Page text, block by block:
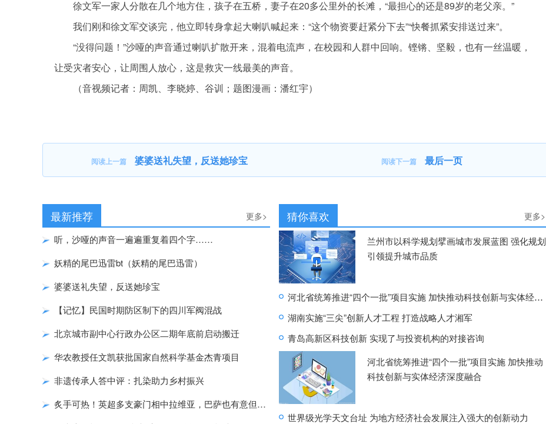
徐文军一家人分散在几个地方住，孩子在五桥，妻子在20多公里外的长滩，“最担心的还是89岁的老父亲。”
我们刚和徐文军交谈完，他立即转身拿起大喇叭喊起来：“这个物资要赶紧分下去”“快餐抓紧安排送过来”。
“没得问题！”沙哑的声音通过喇叭扩散开来，混着电流声，在校园和人群中回响。铿锵、坚毅，也有一丝温暖，
让受灾者安心，让周围人放心，这是救灾一线最美的声音。
（音视频记者：周凯、李晓婷、谷训；题图漫画：潘红宇）
阅读上一篇 婆婆送礼失望，反送她珍宝 阅读下一篇 最后一页
最新推荐 更多>
听，沙哑的声音一遍遍重复着四个字……
妖精的尾巴迅雷bt（妖精的尾巴迅雷）
婆婆送礼失望，反送她珍宝
【记忆】民国时期防区制下的四川军阀混战
北京城市副中心行政办公区二期年底前启动搬迁
华农教授任文凯获批国家自然科学基金杰青项目
非遗传承人答中评：扎染助力乡村振兴
炙手可热！英超多支豪门相中拉维亚，巴萨也有意但没钱
猜你喜欢 更多>
兰州市以科学规划擘画城市发展蓝图 强化规划
引领提升城市品质
河北省统筹推进“四个一批”项目实施 加快推动科技创新与实体经济深度融合
湖南实施“三尖”创新人才工程 打造战略人才湘军
青岛高新区科技创新 实现了与投资机构的对接咨询
河北省统筹推进“四个一批”项目实施 加快推动
科技创新与实体经济深度融合
世界级光学天文台址 为地方经济社会发展注入强大的创新动力